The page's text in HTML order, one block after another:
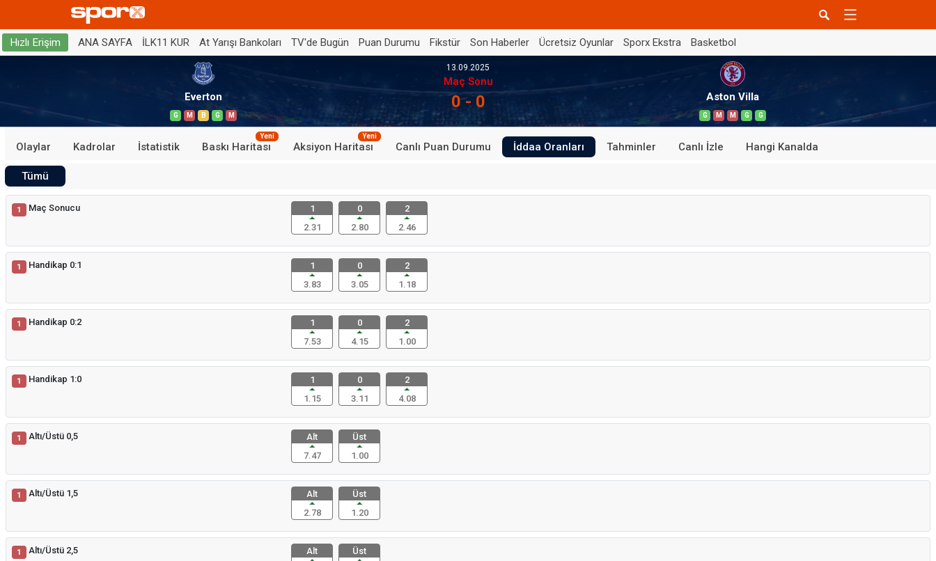
Hızlı Erişim ANA SAYFA İLK11 KUR At Yarışı Bankoları TV'de Bugün Puan Durumu Fikstür Son Haberler Ücretsiz Oyunlar Sporx Ekstra Basketbol
Everton
G M B G M
13.09.2025
Maç Sonu
0 - 0 Aston Villa
G M M G G
Olaylar Kadrolar İstatistik Baskı Haritası
Yeni
Aksiyon Haritası
Yeni
Canlı Puan Durumu İddaa Oranları Tahminler Canlı İzle Hangi Kanalda
Tümü
1 Maç Sonucu
1
2.31
0
2.80
2
2.46
1 Handikap 0:1
1
3.83
0
3.05
2
1.18
1 Handikap 0:2
1
7.53
0
4.15
2
1.00
1 Handikap 1:0
1
1.15
0
3.11
2
4.08
1 Altı/Üstü 0,5
Alt
7.47
Üst
1.00
1 Altı/Üstü 1,5
Alt
2.78
Üst
1.20
1 Altı/Üstü 2,5
Alt
Üst